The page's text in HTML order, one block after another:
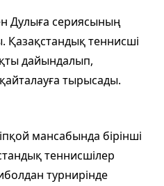
Дулыға сериясының
Қазақстандық теннисші
дайындалып,
тырысады.
мансабында бірінші
теннисшілер
турнирінде